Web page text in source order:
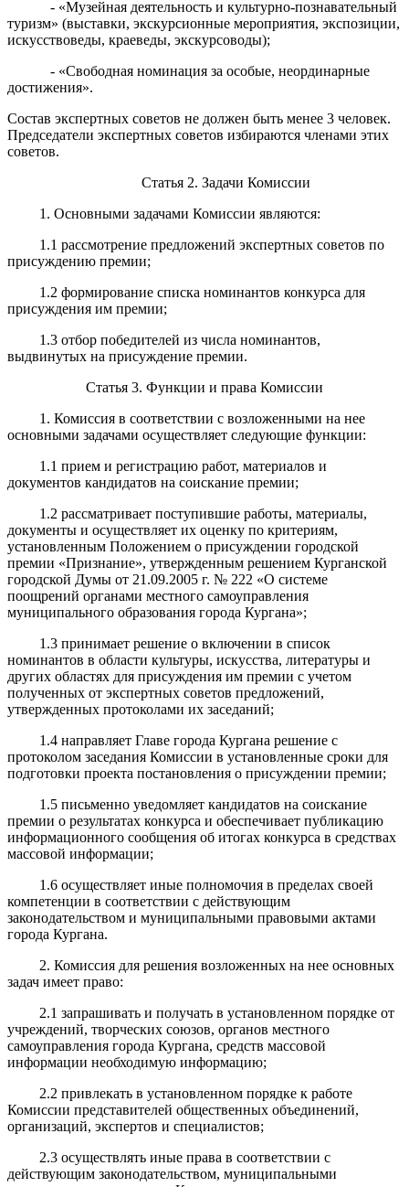
- «Музейная деятельность и культурно-познавательный
туризм» (выставки, экскурсионные мероприятия, экспозиции,
искусствоведы, краеведы, экскурсоводы);
- «Свободная номинация за особые, неординарные
достижения».
Состав экспертных советов не должен быть менее 3 человек.
Председатели экспертных советов избираются членами этих
советов.
Статья 2. Задачи Комиссии
1. Основными задачами Комиссии являются:
1.1 рассмотрение предложений экспертных советов по
присуждению премии;
1.2 формирование списка номинантов конкурса для
присуждения им премии;
1.3 отбор победителей из числа номинантов,
выдвинутых на присуждение премии.
Статья 3. Функции и права Комиссии
1. Комиссия в соответствии с возложенными на нее
основными задачами осуществляет следующие функции:
1.1 прием и регистрацию работ, материалов и
документов кандидатов на соискание премии;
1.2 рассматривает поступившие работы, материалы,
документы и осуществляет их оценку по критериям,
установленным Положением о присуждении городской
премии «Признание», утвержденным решением Курганской
городской Думы от 21.09.2005 г. № 222 «О системе
поощрений органами местного самоуправления
муниципального образования города Кургана»;
1.3 принимает решение о включении в список
номинантов в области культуры, искусства, литературы и
других областях для присуждения им премии с учетом
полученных от экспертных советов предложений,
утвержденных протоколами их заседаний;
1.4 направляет Главе города Кургана решение с
протоколом заседания Комиссии в установленные сроки для
подготовки проекта постановления о присуждении премии;
1.5 письменно уведомляет кандидатов на соискание
премии о результатах конкурса и обеспечивает публикацию
информационного сообщения об итогах конкурса в средствах
массовой информации;
1.6 осуществляет иные полномочия в пределах своей
компетенции в соответствии с действующим
законодательством и муниципальными правовыми актами
города Кургана.
2. Комиссия для решения возложенных на нее основных
задач имеет право:
2.1 запрашивать и получать в установленном порядке от
учреждений, творческих союзов, органов местного
самоуправления города Кургана, средств массовой
информации необходимую информацию;
2.2 привлекать в установленном порядке к работе
Комиссии представителей общественных объединений,
организаций, экспертов и специалистов;
2.3 осуществлять иные права в соответствии с
действующим законодательством, муниципальными